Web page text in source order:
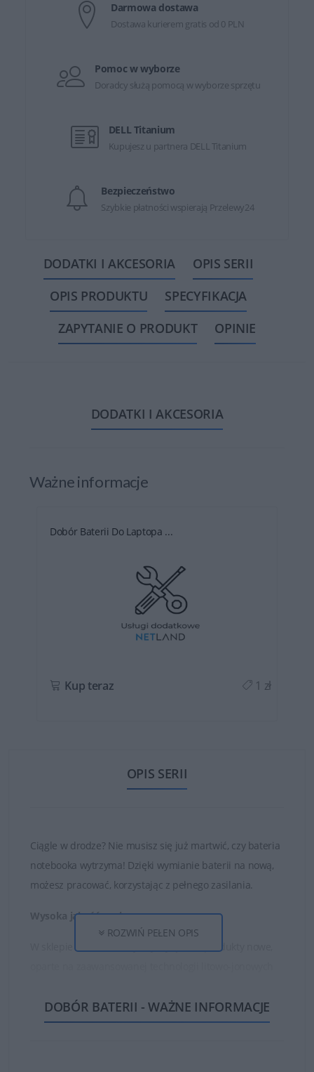
Darmowa dostawa
Dostawa kurierem gratis od 0 PLN
Pomoc w wyborze
Doradcy służą pomocą w wyborze sprzętu
DELL Titanium
Kupujesz u partnera DELL Titanium
Bezpieczeństwo
Szybkie płatności wspierają Przelewy24
DODATKI I AKCESORIA
OPIS SERII
OPIS PRODUKTU
SPECYFIKACJA
ZAPYTANIE O PRODUKT
OPINIE
DODATKI I AKCESORIA
Ważne informacje
Dobór Baterii Do Laptopa ...
Kup teraz 1 zł
OPIS SERII
Ciągle w drodze? Nie musisz się już martwić, czy bateria
notebooka wytrzyma! Dzięki wymianie baterii na nową,
możesz pracować, korzystając z pełnego zasilania.
Wysoka jakość ogniw
W sklepie DELL24 oferujemy wyłącznie produkty nowe,
Dzięki temu zakupione baterie są w stanie działać długo
i bezawaryjnie.
ROZWIŃ PEŁEN OPIS
DOBÓR BATERII - WAŻNE INFORMACJE